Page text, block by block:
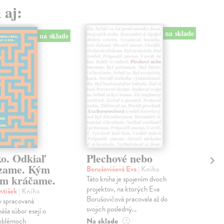
aj:
na sklade
Odkiaľ
Kým
kráčame.
| Kniha
súbor esejí o
na sklade
Plechové nebo
Borušovičová Eva| Kniha
Táto kniha je spojením dvoch
projektov, na ktorých Eva
Borušovičová pracovala až do
svojich posledný...
Na sklade ?